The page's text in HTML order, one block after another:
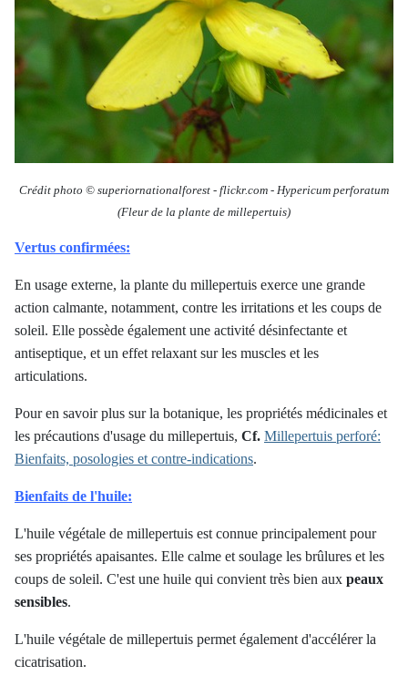
Crédit photo © superiornationalforest - flickr.com - Hypericum perforatum
(Fleur de la plante de millepertuis)
Vertus confirmées:
En usage externe, la plante du millepertuis exerce une grande
action calmante, notamment, contre les irritations et les coups de
soleil. Elle possède également une activité désinfectante et
antiseptique, et un effet relaxant sur les muscles et les
articulations.
Pour en savoir plus sur la botanique, les propriétés médicinales et
les précautions d'usage du millepertuis, Cf. Millepertuis perforé:
Bienfaits, posologies et contre-indications.
Bienfaits de l'huile:
L'huile végétale de millepertuis est connue principalement pour
ses propriétés apaisantes. Elle calme et soulage les brûlures et les
coups de soleil. C'est une huile qui convient très bien aux peaux
sensibles.
L'huile végétale de millepertuis permet également d'accélérer la
cicatrisation.